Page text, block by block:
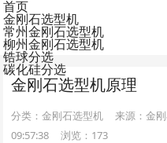
首页
金刚石选型机
常州金刚石选型机
柳州金刚石选型机
锆球分选
碳化硅分选
金刚石选型机原理
分类：金刚石选型机 来源：金
09:57:38
浏览： 173